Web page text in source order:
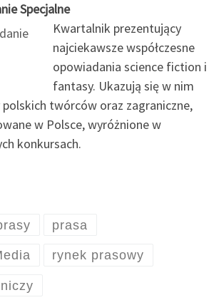
Specjalne
Kwartalnik prezentujący
najciekawsze współczesne
opowiadania science fiction i
fantasy. Ukazują się w nim
twórców oraz zagraniczne,
w Polsce, wyróżnione w
konkursach.
prasa
rynek prasowy